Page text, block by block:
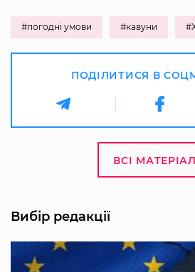
#погодні умови #кавуни
ПОДІЛИТИСЯ В
ВСІ
Вибір редакції